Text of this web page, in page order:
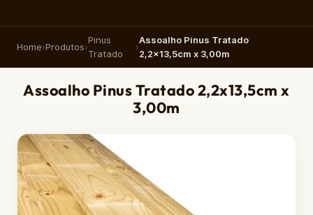
Home›Produtos›
Pinus
Tratado
›
Assoalho Pinus Tratado
2,2x13,5cm x 3,00m
Assoalho Pinus Tratado 2,2x13,5cm x
3,00m